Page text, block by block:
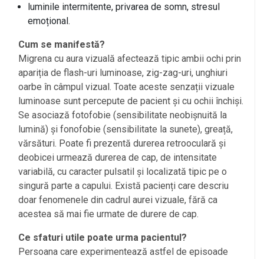
luminile intermitente, privarea de somn, stresul
emoțional.
Cum se manifestă?
Migrena cu aura vizuală afectează tipic ambii ochi prin
apariția de flash-uri luminoase, zig-zag-uri, unghiuri
oarbe în câmpul vizual. Toate aceste senzații vizuale
luminoase sunt percepute de pacient și cu ochii închiși.
Se asociază fotofobie (sensibilitate neobișnuită la
lumină) și fonofobie (sensibilitate la sunete), greață,
vărsături. Poate fi prezentă durerea retrooculară și
deobicei urmează durerea de cap, de intensitate
variabilă, cu caracter pulsatil și localizată tipic pe o
singură parte a capului. Există pacienți care descriu
doar fenomenele din cadrul aurei vizuale, fără ca
acestea să mai fie urmate de durere de cap.
Ce sfaturi utile poate urma pacientul?
Persoana care experimentează astfel de episoade